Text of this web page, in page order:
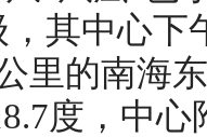
其中心下
里的南海
度，中